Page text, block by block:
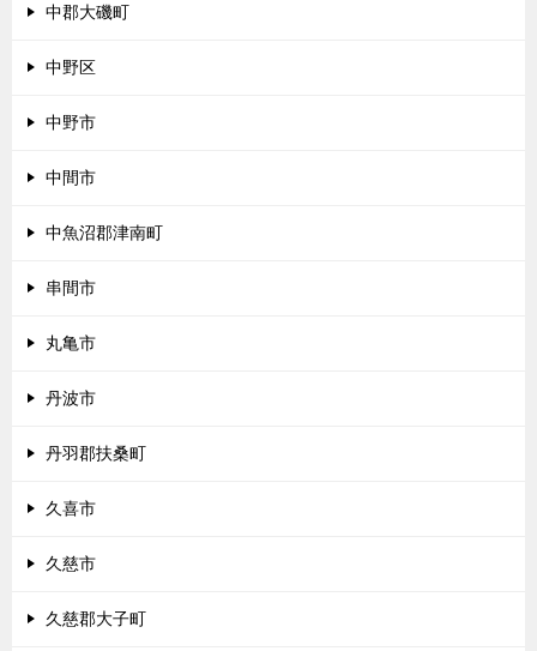
中郡大磯町
中野区
中野市
中間市
中魚沼郡津南町
串間市
丸亀市
丹波市
丹羽郡扶桑町
久喜市
久慈市
久慈郡大子町